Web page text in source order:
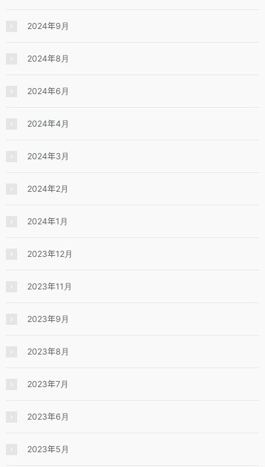
2024年9月
2024年8月
2024年6月
2024年4月
2024年3月
2024年2月
2024年1月
2023年12月
2023年11月
2023年9月
2023年8月
2023年7月
2023年6月
2023年5月